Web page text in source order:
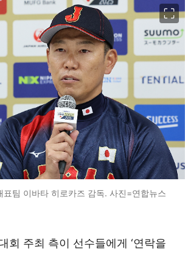
표팀 이바타 히로카즈 감독. 사진=연합뉴스
회 주최 측이 선수들에게 ‘연락을